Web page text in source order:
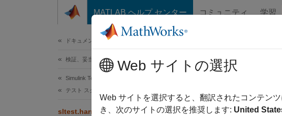
コンテンツへスキップ
MATLAB ヘルプ センター コミュニティ 学習
ドキュメンテーションのホーム
検証、妥当性確認、テスト
Simulink Test
テスト スクリプト
sltest.harness.export
テスト ハーネスを
Web サイトの選択
Web サイトを選択すると、翻訳されたコンテン
き、次のサイトの選択を推奨します: United